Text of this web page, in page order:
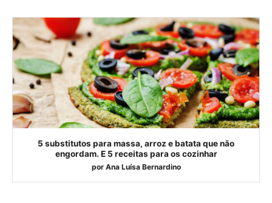
5 substitutos para massa, arroz e batata que não
engordam. E 5 receitas para os cozinhar
por Ana Luísa Bernardino